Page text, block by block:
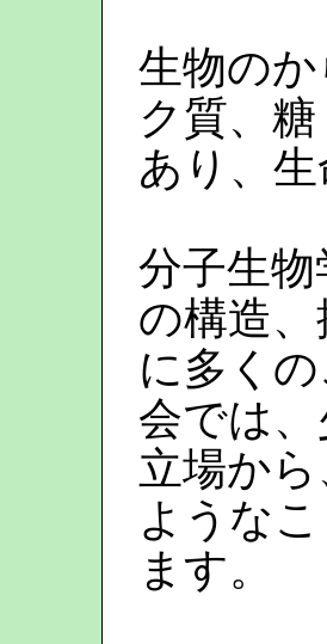
生物の
ク質、
あり、
分子生
の構造
に多く
会では
立場か
ような
ます。